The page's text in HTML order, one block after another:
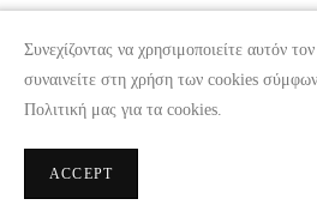
δεδομένων
Όροι Χρήσης
Συνεχίζοντας να χρησιμοποιείτε αυτόν
συναινείτε στη χρήση των cookies
Πολιτική μας για τα cookies.
ACCEPT